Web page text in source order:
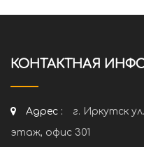
КОНТАКТНАЯ
Адрес :
г. Иркутск
этаж, офис 301